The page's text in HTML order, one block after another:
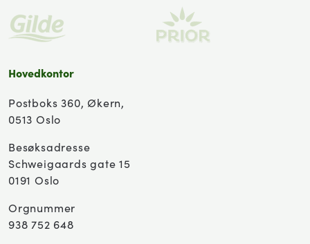
Hovedkontor
Postboks 360, Økern,
0513 Oslo
Besøksadresse
Schweigaards gate 15
0191 Oslo
Orgnummer
938 752 648